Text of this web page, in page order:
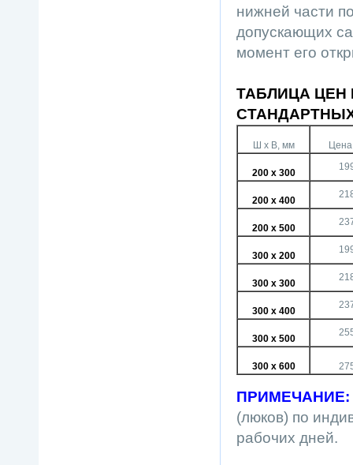
нижней части
допускающих
момент его
ТАБЛИЦА
Ш х В, мм
200 х 300
200 х 400
200 х 500
300 х 200
300 х 300
300 х 400
300 х 500
300 х 600
ПРИМЕЧАНИЕ:
(люков) по
рабочих дней.